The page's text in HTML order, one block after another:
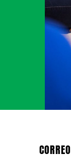
CORREO